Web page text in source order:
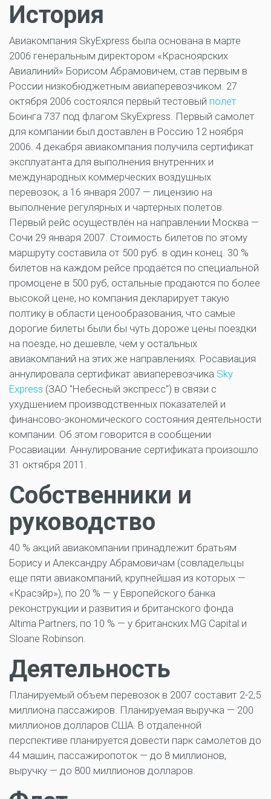
История
Авиакомпания SkyExpress была основана в марте
2006 генеральным директором «Красноярских
Авиалиний» Борисом Абрамовичем, став первым в
России низкобюджетным авиаперевозчиком. 27
октября 2006 состоялся первый тестовый полет
Боинга 737 под флагом SkyExpress. Первый самолет
для компании был доставлен в Россию 12 ноября
2006. 4 декабря авиакомпания получила сертификат
эксплуатанта для выполнения внутренних и
международных коммерческих воздушных
перевозок, а 16 января 2007 — лицензию на
выполнение регулярных и чартерных полетов.
Первый рейс осуществлён на направлении Москва —
Сочи 29 января 2007. Стоимость билетов по этому
маршруту составила от 500 руб. в один конец. 30 %
билетов на каждом рейсе продаётся по специальной
промоцене в 500 руб, остальные продаются по более
высокой цене, но компания декларирует такую
полтику в области ценообразования, что самые
дорогие билеты были бы чуть дороже цены поездки
на поезде, но дешевле, чем у остальных
авиакомпаний на этих же направлениях. Росавиация
аннулировала сертификат авиаперевозчика Sky
Express (ЗАО "Небесный экспресс") в связи с
ухудшением производственных показателей и
финансово-экономического состояния деятельности
компании. Об этом говорится в сообщении
Росавиации. Аннулирование сертификата произошло
31 октября 2011.
Собственники и
руководство
40 % акций авиакомпании принадлежит братьям
Борису и Александру Абрамовичам (совладельцы
еще пяти авиакомпаний, крупнейшая из которых —
«Красэйр»), по 20 % — у Европейского банка
реконструкции и развития и британского фонда
Altima Partners, по 10 % — у британских MG Capital и
Sloane Robinson.
Деятельность
Планируемый объем перевозок в 2007 составит 2-2,5
миллиона пассажиров. Планируемая выручка — 200
миллионов долларов США. В отдаленной
перспективе планируется довести парк самолетов до
44 машин, пассажиропоток — до 8 миллионов,
выручку — до 800 миллионов долларов.